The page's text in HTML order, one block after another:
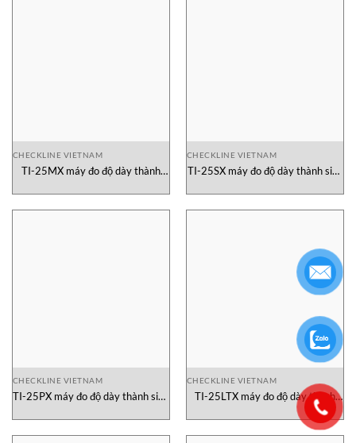
CHECKLINE VIETNAM
TI-25MX máy đo độ dày thành
CHECKLINE VIETNAM
TI-25SX máy đo độ dày thành siêu
CHECKLINE VIETNAM
TI-25PX máy đo độ dày thành siêu
CHECKLINE VIETNAM
TI-25LTX máy đo độ dày thành